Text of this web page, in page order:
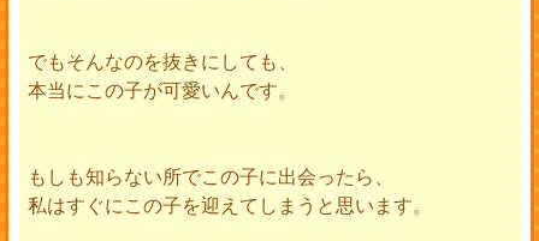
でもそんなのを抜きにしても、
本当にこの子が可愛いんです。
もしも知らない所でこの子に出会ったら、
私はすぐにこの子を迎えてしまうと思います。